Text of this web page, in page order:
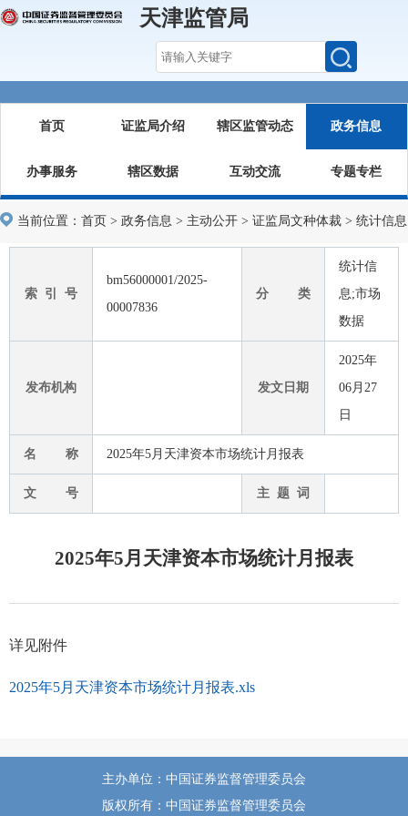
天津监管局
首页 证监局介绍 辖区监管动态 政务信息
办事服务 辖区数据 互动交流 专题专栏
当前位置： 首页 > 政务信息 > 主动公开 > 证监局文种体裁 > 统计信息
索 引 号
bm56000001/2025-
00007836
分 类
统计信
息;市场
数据
发布机构 发文日期
2025年
06月27
日
名 称 2025年5月天津资本市场统计月报表
文 号 主 题 词
2025年5月天津资本市场统计月报表
详见附件
2025年5月天津资本市场统计月报表.xls
主办单位：中国证券监督管理委员会
版权所有：中国证券监督管理委员会